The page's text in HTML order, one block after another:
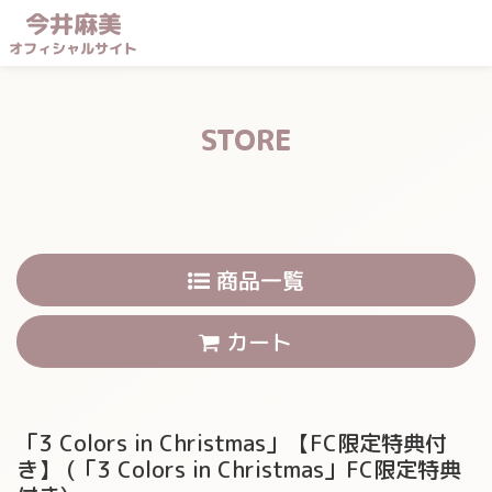
今井麻美
オフィシャルサイト
STORE
商品一覧
カート
「3 Colors in Christmas」【FC限定特典付
き】
(「3 Colors in Christmas」FC限定特典